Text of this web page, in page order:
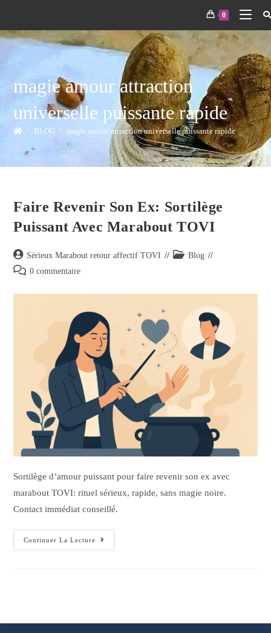
0
magie amour attraction
universelle puissante rapide
> BLOG > magie amour attraction universelle puissante rapide
Faire Revenir Son Ex: Sortilège
Puissant Avec Marabout TOVI
Sérieux Marabout retour affectif TOVI
Blog
0 commentaire
Sortilège d’amour puissant pour faire revenir son ex avec
marabout TOVI: rituel sérieux, rapide, sans magie noire.
Contact immédiat conseillé.
Continuer La Lecture